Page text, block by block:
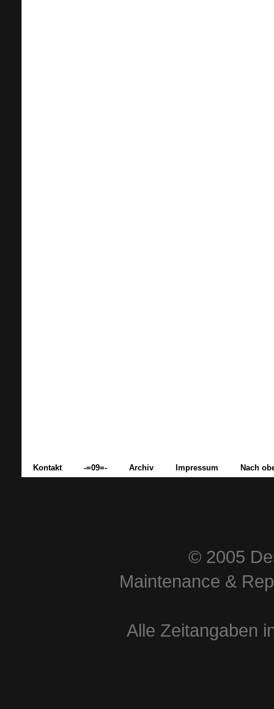
Kontakt -=09=- Archiv Impressum Nach
© 2005
Maintenance &
Alle Zeitangaben